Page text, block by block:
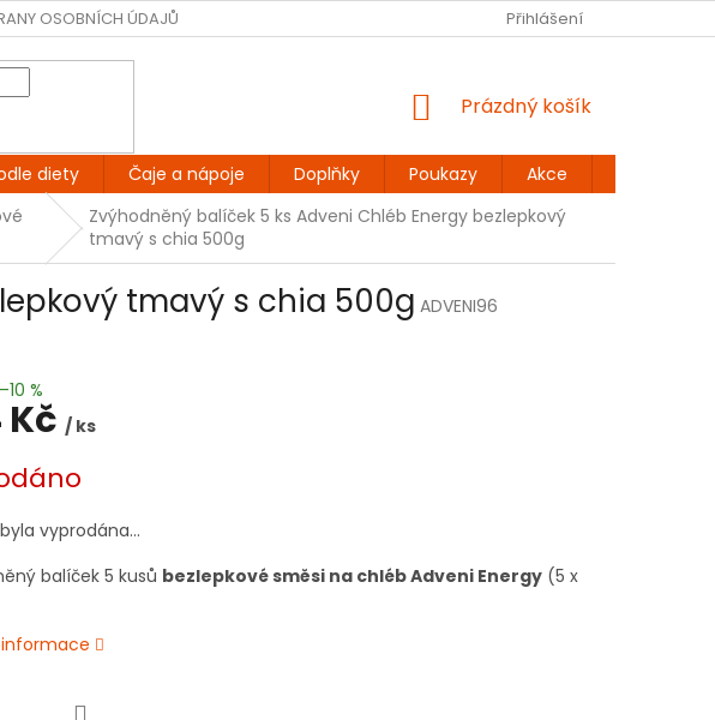
OSOBNÍCH ÚDAJŮ KONTAKT DOPRAVA A PLATBA
Přihlášení
NÁKUPNÍ
Prázdný košík
diety Čaje a nápoje Doplňky Poukazy Akce
Zvýhodněný balíček 5 ks Adveni Chléb Energy bezlepkový
tmavý s chia 500g
tmavý s chia 500g ADVENI96
–10 %
Kč / ks
vyprodána…
balíček 5 kusů bezlepkové směsi na chléb Adveni Energy (5 x